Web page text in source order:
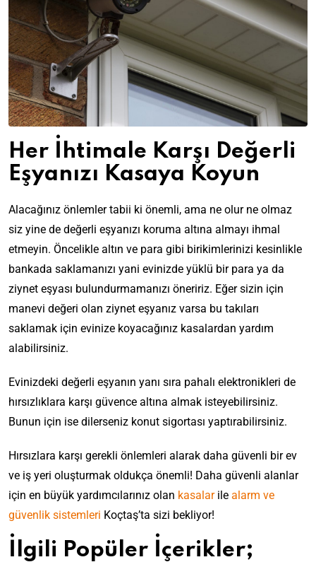
Her İhtimale Karşı Değerli
Eşyanızı Kasaya Koyun
Alacağınız önlemler tabii ki önemli, ama ne olur ne olmaz
siz yine de değerli eşyanızı koruma altına almayı ihmal
etmeyin. Öncelikle altın ve para gibi birikimlerinizi kesinlikle
bankada saklamanızı yani evinizde yüklü bir para ya da
ziynet eşyası bulundurmamanızı öneririz. Eğer sizin için
manevi değeri olan ziynet eşyanız varsa bu takıları
saklamak için evinize koyacağınız kasalardan yardım
alabilirsiniz.
Evinizdeki değerli eşyanın yanı sıra pahalı elektronikleri de
hırsızlıklara karşı güvence altına almak isteyebilirsiniz.
Bunun için ise dilerseniz konut sigortası yaptırabilirsiniz.
Hırsızlara karşı gerekli önlemleri alarak daha güvenli bir ev
ve iş yeri oluşturmak oldukça önemli! Daha güvenli alanlar
için en büyük yardımcılarınız olan kasalarile alarm ve
güvenlik sistemleri Koçtaş’ta sizi bekliyor!
İlgili Popüler İçerikler;